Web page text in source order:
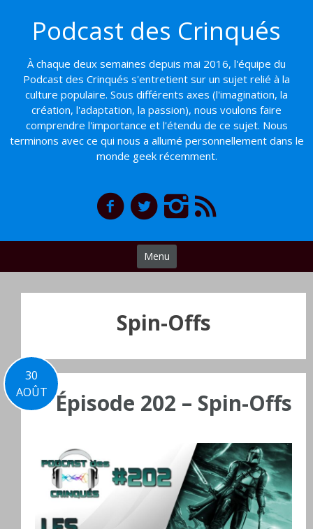
contenu
Podcast des Crinqués
À chaque deux semaines depuis mai 2016, l'équipe du
Podcast des Crinqués s'entretient sur un sujet relié à la
culture populaire. Sous différents axes (l'imagination, la
création, l'adaptation, la passion), nous voulons faire
comprendre l'importance et l'étendu de ce sujet. Nous
terminons avec ce qui nous a allumé personnellement dans le
monde geek récemment.
Menu
Spin-Offs
30
AOÛT Épisode 202 – Spin-Offs